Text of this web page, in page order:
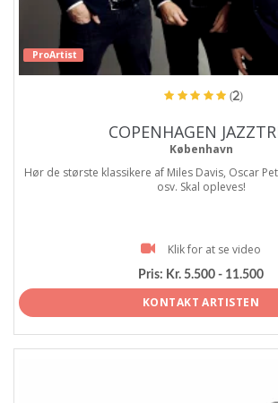
ProArtist
(2)
COPENHAGEN
København
Hør de største klassikere af Miles Davis, Oscar
osv. Skal opleves!
Klik for at se video
Pris: Kr. 5.500 - 11.500
KONTAKT ARTISTEN